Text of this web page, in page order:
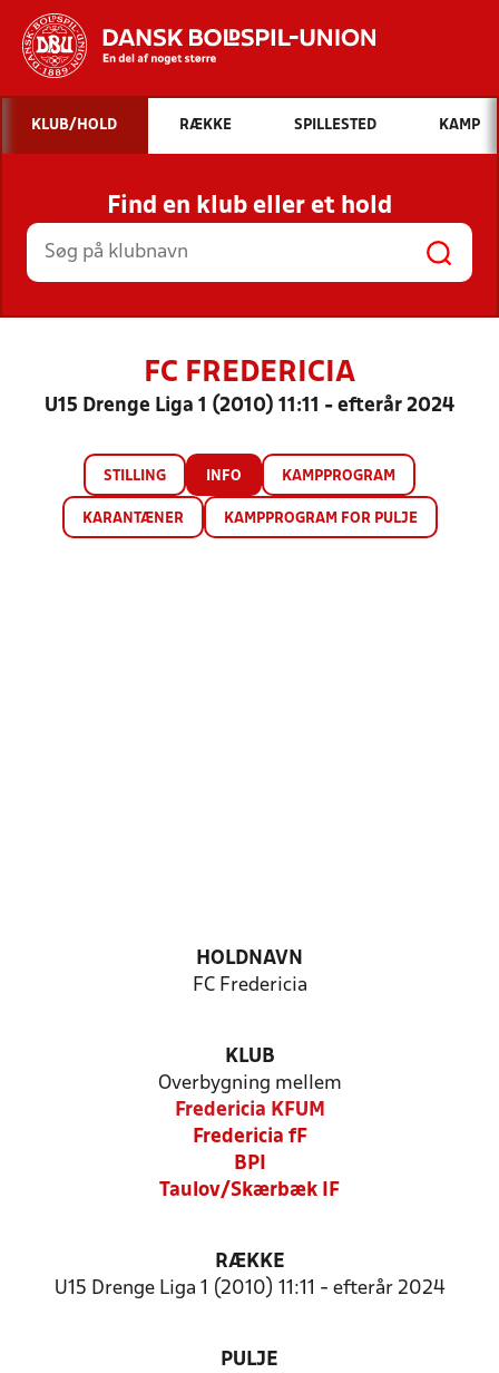
Hvad vil du søge efter?
INDHOLD OG NYHEDER
STILLINGER, RESULTATER, KLUBBER OG
HOLD
KLUB/HOLD RÆKKE SPILLESTED KAMP
Find en klub eller et hold
FC FREDERICIA
U15 Drenge Liga 1 (2010) 11:11 - efterår 2024
STILLING INFO KAMPPROGRAM
KARANTÆNER KAMPPROGRAM FOR PULJE
HOLDNAVN
FC Fredericia
KLUB
Overbygning mellem
Fredericia KFUM
Fredericia fF
BPI
Taulov/Skærbæk IF
RÆKKE
U15 Drenge Liga 1 (2010) 11:11 - efterår 2024
PULJE